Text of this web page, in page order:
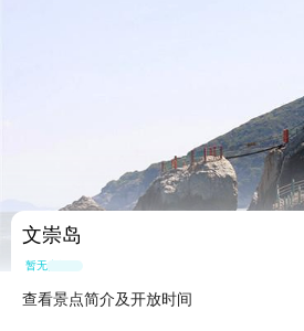
文崇岛
暂无点评
查看景点简介及开放时间